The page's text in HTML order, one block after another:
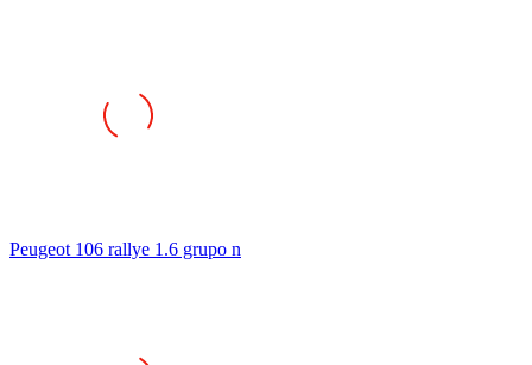
Peugeot 106 rallye 1.6 grupo n